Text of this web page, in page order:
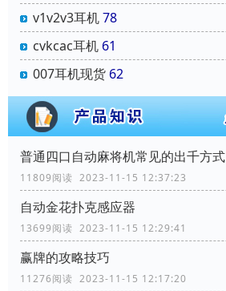
v1v2v3耳机78
cvkcac耳机 61
007耳机现货 62
普通四口自动麻将机常见的出千方式
11809阅读 2023-11-15 12:37:23
自动金花扑克感应器
13699阅读 2023-11-15 12:29:41
赢牌的攻略技巧
11276阅读 2023-11-15 12:17:20